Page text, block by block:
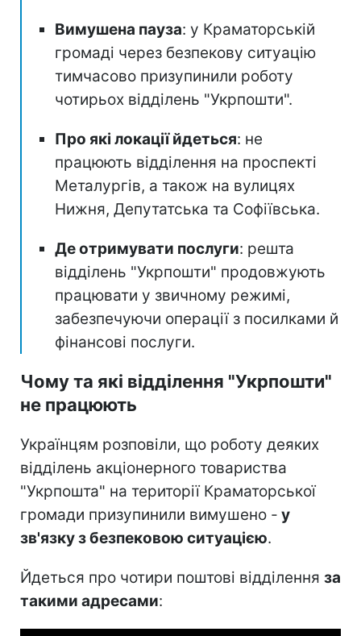
Вимушена пауза: у Краматорській
громаді через безпекову ситуацію
тимчасово призупинили роботу
чотирьох відділень "Укрпошти".
Про які локації йдеться: не
працюють відділення на проспекті
Металургів, а також на вулицях
Нижня, Депутатська та Софіївська.
Де отримувати послуги: решта
відділень "Укрпошти" продовжують
працювати у звичному режимі,
забезпечуючи операції з посилками й
фінансові послуги.
Чому та які відділення "Укрпошти"
не працюють
Українцям розповіли, що роботу деяких
відділень акціонерного товариства
"Укрпошта" на території Краматорської
громади призупинили вимушено - у
зв'язку з безпековою ситуацією.
Йдеться про чотири поштові відділення за
такими адресами: